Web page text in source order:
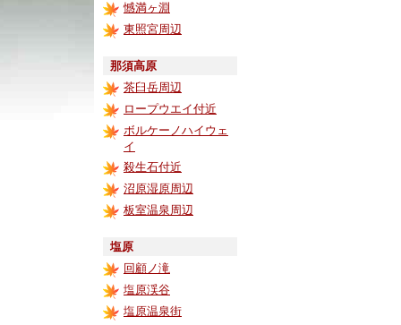
憾満ヶ淵
東照宮周辺
那須高原
茶臼岳周辺
ロープウエイ付近
ボルケーノハイウェ
イ
殺生石付近
沼原湿原周辺
板室温泉周辺
塩原
回顧ノ滝
塩原渓谷
塩原温泉街